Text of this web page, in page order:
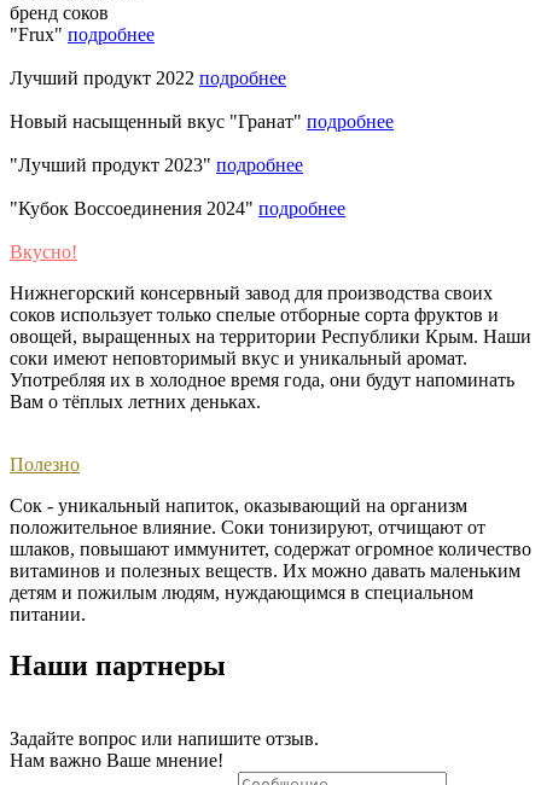
бренд соков
"Frux" подробнее
Лучший продукт 2022 подробнее
Новый насыщенный вкус "Гранат" подробнее
"Лучший продукт 2023" подробнее
"Кубок Воссоединения 2024" подробнее
Вкусно!
Нижнегорский консервный завод для производства своих
соков использует только спелые отборные сорта фруктов и
овощей, выращенных на территории Республики Крым. Наши
соки имеют неповторимый вкус и уникальный аромат.
Употребляя их в холодное время года, они будут напоминать
Вам о тёплых летних деньках. ​
Полезно
Сок - уникальный напиток, оказывающий на организм
положительное влияние. Соки тонизируют, отчищают от
шлаков, повышают иммунитет, содержат огромное количество
витаминов и полезных веществ. Их можно давать маленьким
детям и пожилым людям, нуждающимся в специальном
питании.
Наши партнеры
Задайте вопрос или напишите отзыв.
Нам важно Ваше мнение!